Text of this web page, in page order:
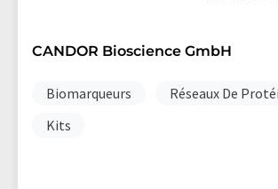
CANDOR Bioscience GmbH
Biomarqueurs
Réseaux De
Kits